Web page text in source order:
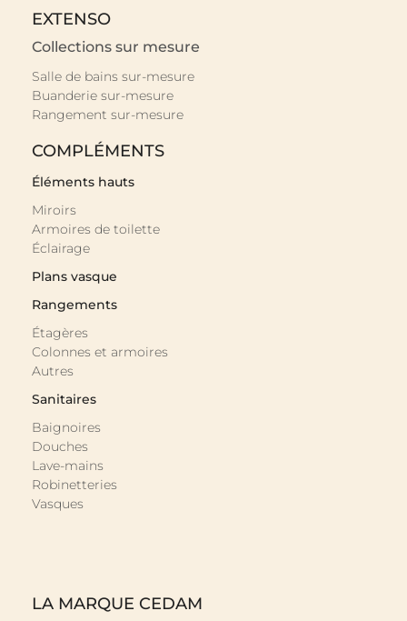
EXTENSO
Collections sur mesure
Salle de bains sur-mesure
Buanderie sur-mesure
Rangement sur-mesure
COMPLÉMENTS
Éléments hauts
Miroirs
Armoires de toilette
Éclairage
Plans vasque
Rangements
Étagères
Colonnes et armoires
Autres
Sanitaires
Baignoires
Douches
Lave-mains
Robinetteries
Vasques
LA MARQUE CEDAM